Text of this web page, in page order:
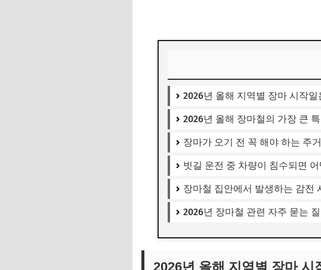
2026년 올해 지역별 장마 시작
2026년 올해 장마철의 가장 큰
장마가 오기 전 꼭 해야 하는 주
빗길 운전 중 차량이 침수되면
장마철 집안에서 발생하는 감전
2026년 장마철 관련 자주 묻는 질
2026년 올해 지역별 장마 시